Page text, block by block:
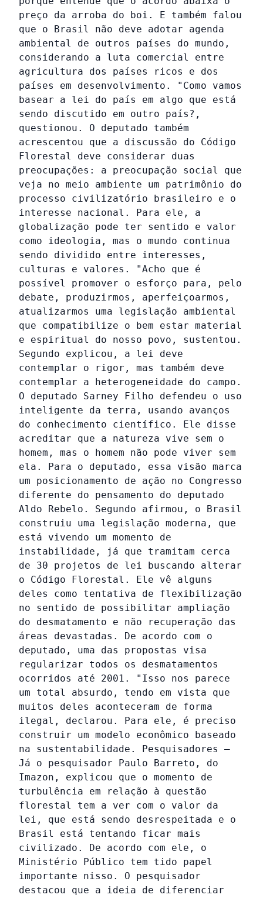
preço da arroba do boi. E também falou
que o Brasil não deve adotar agenda
ambiental de outros países do mundo,
considerando a luta comercial entre
agricultura dos países ricos e dos
países em desenvolvimento. "Como vamos
basear a lei do país em algo que está
sendo discutido em outro país?,
questionou. O deputado também
acrescentou que a discussão do Código
Florestal deve considerar duas
preocupações: a preocupação social que
veja no meio ambiente um patrimônio do
processo civilizatório brasileiro e o
interesse nacional. Para ele, a
globalização pode ter sentido e valor
como ideologia, mas o mundo continua
sendo dividido entre interesses,
culturas e valores. "Acho que é
possível promover o esforço para, pelo
debate, produzirmos, aperfeiçoarmos,
atualizarmos uma legislação ambiental
que compatibilize o bem estar material
e espiritual do nosso povo, sustentou.
Segundo explicou, a lei deve
contemplar o rigor, mas também deve
contemplar a heterogeneidade do campo.
O deputado Sarney Filho defendeu o uso
inteligente da terra, usando avanços
do conhecimento científico. Ele disse
acreditar que a natureza vive sem o
homem, mas o homem não pode viver sem
ela. Para o deputado, essa visão marca
um posicionamento de ação no Congresso
diferente do pensamento do deputado
Aldo Rebelo. Segundo afirmou, o Brasil
construiu uma legislação moderna, que
está vivendo um momento de
instabilidade, já que tramitam cerca
de 30 projetos de lei buscando alterar
o Código Florestal. Ele vê alguns
deles como tentativa de flexibilização
no sentido de possibilitar ampliação
do desmatamento e não recuperação das
áreas devastadas. De acordo com o
deputado, uma das propostas visa
regularizar todos os desmatamentos
ocorridos até 2001. "Isso nos parece
um total absurdo, tendo em vista que
muitos deles aconteceram de forma
ilegal, declarou. Para ele, é preciso
construir um modelo econômico baseado
na sustentabilidade. Pesquisadores –
Já o pesquisador Paulo Barreto, do
Imazon, explicou que o momento de
turbulência em relação à questão
florestal tem a ver com o valor da
lei, que está sendo desrespeitada e o
Brasil está tentando ficar mais
civilizado. De acordo com ele, o
Ministério Público tem tido papel
importante nisso. O pesquisador
destacou que a ideia de diferenciar